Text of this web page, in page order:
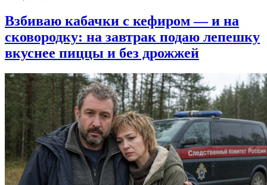
Взбиваю кабачки с кефиром — и на
сковородку: на завтрак подаю лепешку
вкуснее пиццы и без дрожжей